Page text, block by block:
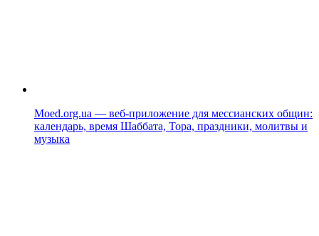
Moed.org.ua — веб-приложение для мессианских общин:
календарь, время Шаббата, Тора, праздники, молитвы и
музыка